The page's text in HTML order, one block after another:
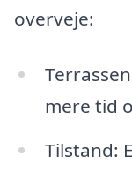
overveje:
mere tid
Tilstand: